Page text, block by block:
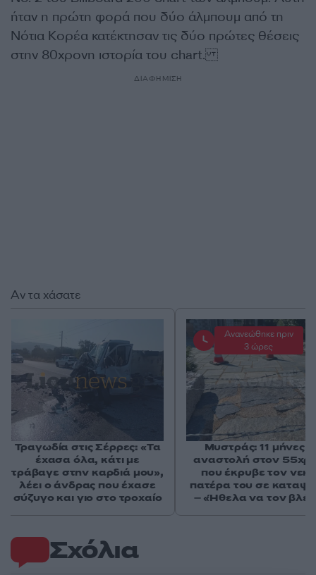
ήταν η πρώτη φορά που δύο άλμπουμ από τη
Νότια Κορέα κατέκτησαν τις δύο πρώτες θέσεις
στην 80χρονη ιστορία του chart.
ΔΙΑΦΗΜΙΣΗ
Σχόλια
Αν τα χάσατε
Τραγωδία στις Σέρρες: «Τα
έχασα όλα, κάτι με
τράβαγε στην καρδιά μου»,
λέει ο άνδρας που έχασε
σύζυγο και γιο στο τροχαίο
Ανανεώθηκε πριν
3 ώρες
Μυστράς: 11 μήνες
αναστολή στον
που έκρυβε τον
πατέρα του σε
– «Ήθελα να τον